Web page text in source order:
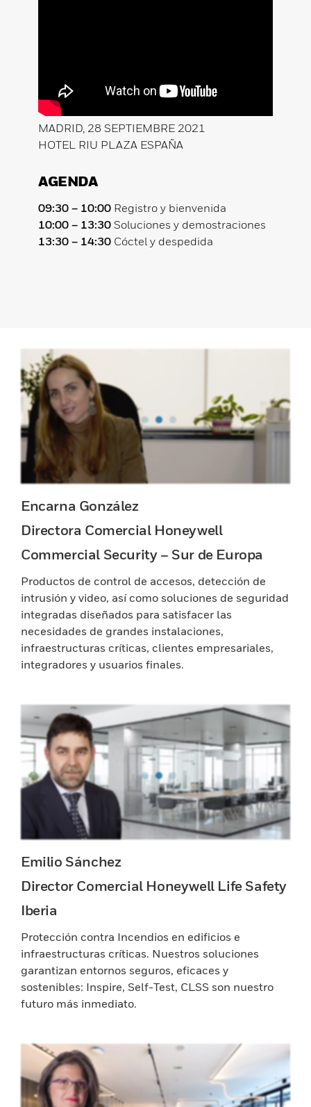
MADRID, 28 SEPTIEMBRE 2021
HOTEL RIU PLAZA ESPAÑA
AGENDA
09:30 – 10:00 Registro y bienvenida
10:00 – 13:30 Soluciones y demostraciones
13:30 – 14:30 Cóctel y despedida
Encarna González
Directora Comercial Honeywell
Commercial Security – Sur de Europa
Productos de control de accesos, detección de
intrusión y video, así como soluciones de seguridad
integradas diseñados para satisfacer las
necesidades de grandes instalaciones,
infraestructuras críticas, clientes empresariales,
integradores y usuarios finales.
Emilio Sánchez
Director Comercial Honeywell Life Safety
Iberia
Protección contra Incendios en edificios e
infraestructuras críticas. Nuestros soluciones
garantizan entornos seguros, eficaces y
sostenibles: Inspire, Self-Test, CLSS son nuestro
futuro más inmediato.